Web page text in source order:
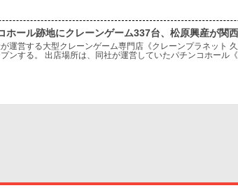
ホール跡地にクレーンゲーム337台、松原興産が関
運営する大型クレーンゲーム専門店《クレーンプラネット
ンする。 出店場所は、同社が運営していたパチンコホール
し、パチンコホールから新たなアミューズメント業態へ転換